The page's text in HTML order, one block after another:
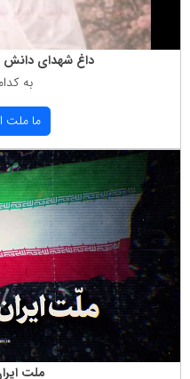
داغ شهدای دانش
به
ما ملت
ملت